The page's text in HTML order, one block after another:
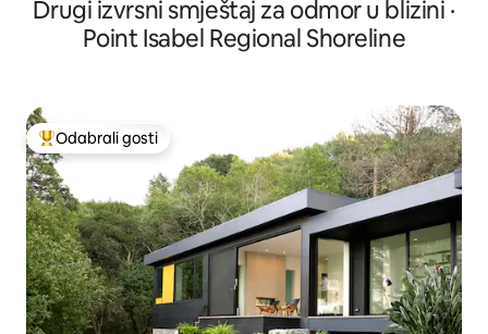
Drugi izvrsni smještaj za odmor u blizini ·
Point Isabel Regional Shoreline
Među najviše rangiranima s oznakom „Odabrali gosti”
Odabrali gosti